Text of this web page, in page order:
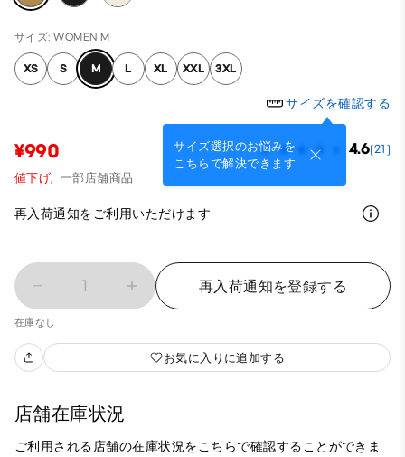
サイズ: WOMEN M
XS S M L XL XXL 3XL
サイズを確認する
サイズ選択のお悩みを
こちらで解決できます
¥990 4.6(21)
値下げ, 一部店舗商品
再入荷通知をご利用いただけます
1 再入荷通知を登録する
在庫なし
お気に入りに追加する
店舗在庫状況
ご利用される店舗の在庫状況をこちらで確認することができま